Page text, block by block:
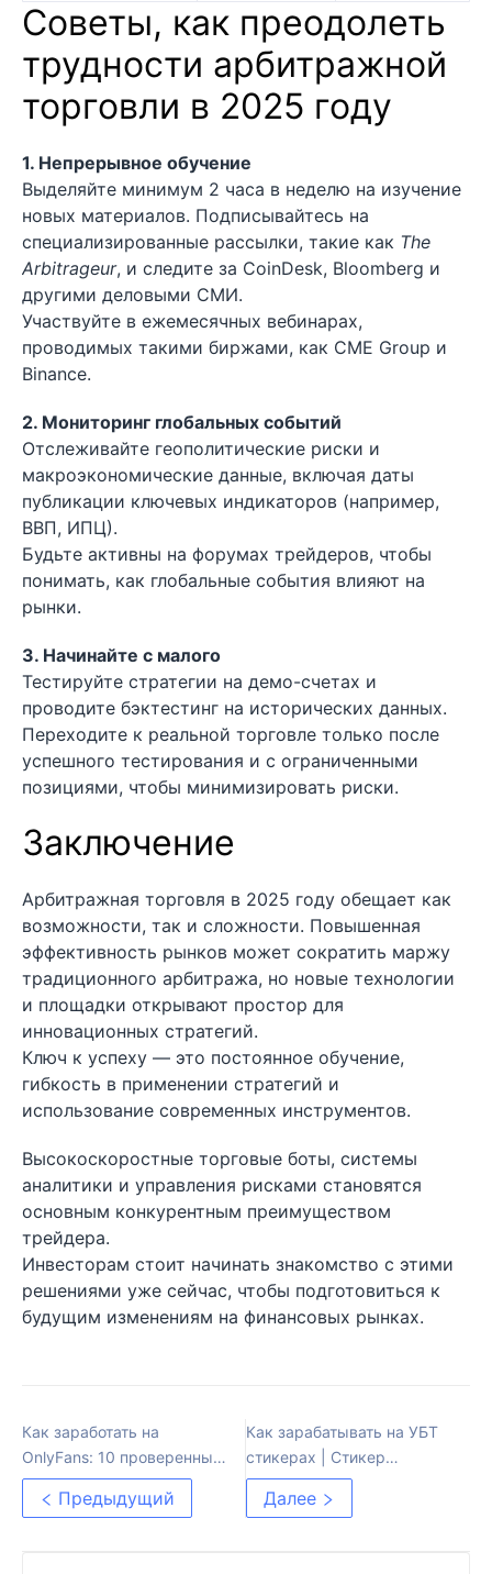
Советы, как преодолеть
трудности арбитражной
торговли в 2025 году
1. Непрерывное обучение
Выделяйте минимум 2 часа в неделю на изучение
новых материалов. Подписывайтесь на
специализированные рассылки, такие как The
Arbitrageur, и следите за CoinDesk, Bloomberg и
другими деловыми СМИ.
Участвуйте в ежемесячных вебинарах,
проводимых такими биржами, как CME Group и
Binance.
2. Мониторинг глобальных событий
Отслеживайте геополитические риски и
макроэкономические данные, включая даты
публикации ключевых индикаторов (например,
ВВП, ИПЦ).
Будьте активны на форумах трейдеров, чтобы
понимать, как глобальные события влияют на
рынки.
3. Начинайте с малого
Тестируйте стратегии на демо-счетах и
проводите бэктестинг на исторических данных.
Переходите к реальной торговле только после
успешного тестирования и с ограниченными
позициями, чтобы минимизировать риски.
Заключение
Арбитражная торговля в 2025 году обещает как
возможности, так и сложности. Повышенная
эффективность рынков может сократить маржу
традиционного арбитража, но новые технологии
и площадки открывают простор для
инновационных стратегий.
Ключ к успеху — это постоянное обучение,
гибкость в применении стратегий и
использование современных инструментов.
Высокоскоростные торговые боты, системы
аналитики и управления рисками становятся
основным конкурентным преимуществом
трейдера.
Инвесторам стоит начинать знакомство с этими
решениями уже сейчас, чтобы подготовиться к
будущим изменениям на финансовых рынках.
Как заработать на
OnlyFans: 10 проверенных
способов
Предыдущий
Как зарабатывать на УБТ
стикерах | Стикер
реклама
Далее